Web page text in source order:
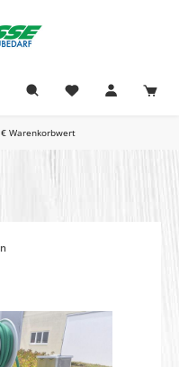
Warenkorbwert